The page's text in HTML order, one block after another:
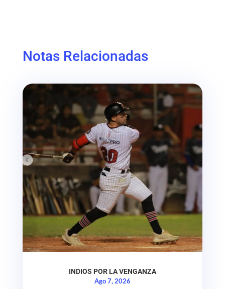
Notas Relacionadas
INDIOS POR LA VENGANZA
Ago 7, 2026